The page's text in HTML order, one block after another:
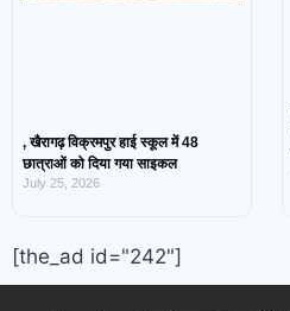
, खैरागढ़ विक्रमपुर हाई स्कूल में 48
छात्राओं को दिया गया साइकल
July 25, 2026
[the_ad id="242"]